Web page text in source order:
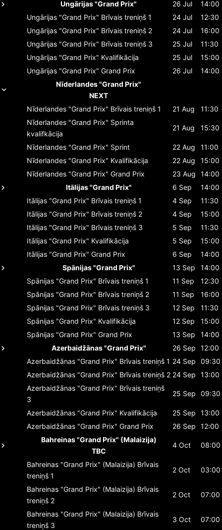
Ungārijas "Grand Prix" 26 Jul
14:00
Ungārijas "Grand Prix" Brīvais treniņš 1 24 Jul
12:30
Ungārijas "Grand Prix" Brīvais treniņš 2 24 Jul
16:00
Ungārijas "Grand Prix" Brīvais treniņš 3 25 Jul
11:30
Ungārijas "Grand Prix" Kvalifikācija 25 Jul
15:00
Ungārijas "Grand Prix" Grand Prix 26 Jul
14:00
Nīderlandes "Grand Prix"
NEXT
Nīderlandes "Grand Prix" Brīvais treniņš 1 21 Aug
11:30
Nīderlandes "Grand Prix" Sprinta
kvalifkācija
21 Aug 15:30
Nīderlandes "Grand Prix" Sprint 22 Aug
11:00
Nīderlandes "Grand Prix" Kvalifikācija 22 Aug
15:00
Nīderlandes "Grand Prix" Grand Prix 23 Aug
14:00
Itālijas "Grand Prix"
6 Sep
14:00
Itālijas "Grand Prix" Brīvais treniņš 1 4 Sep
11:30
Itālijas "Grand Prix" Brīvais treniņš 2 4 Sep
15:00
Itālijas "Grand Prix" Brīvais treniņš 3 5 Sep
11:30
Itālijas "Grand Prix" Kvalifikācija 5 Sep
15:00
Itālijas "Grand Prix" Grand Prix 6 Sep
14:00
Spānijas "Grand Prix"
13 Sep
14:00
Spānijas "Grand Prix" Brīvais treniņš 1 11 Sep
12:30
Spānijas "Grand Prix" Brīvais treniņš 2 11 Sep
16:00
Spānijas "Grand Prix" Brīvais treniņš 3 12 Sep
11:30
Spānijas "Grand Prix" Kvalifikācija 12 Sep
15:00
Spānijas "Grand Prix" Grand Prix 13 Sep
14:00
Azerbaidžānas "Grand Prix"
26 Sep
12:00
Azerbaidžānas "Grand Prix" Brīvais treniņš 1 24 Sep
09:30
Azerbaidžānas "Grand Prix" Brīvais treniņš 2 24 Sep
13:00
Azerbaidžānas "Grand Prix" Brīvais treniņš
3
25 Sep 09:30
Azerbaidžānas "Grand Prix" Kvalifikācija 25 Sep
13:00
Azerbaidžānas "Grand Prix" Grand Prix 26 Sep
12:00
Bahreinas "Grand Prix" (Malaizija)
TBC
4 Oct 08:00
Bahreinas "Grand Prix" (Malaizija) Brīvais
treniņš 1
2 Oct 03:00
Bahreinas "Grand Prix" (Malaizija) Brīvais
treniņš 2
2 Oct 07:00
Bahreinas "Grand Prix" (Malaizija) Brīvais
treniņš 3
3 Oct 07:00